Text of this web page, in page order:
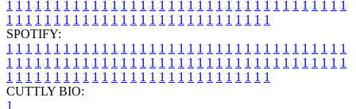
1 1 1 1 1 1 1 1 1 1 1 1 1 1 1 1 1 1 1 1 1 1 1 1 1 1 1 1 1 1 1 1 1 1 1 1
1 1 1 1 1 1 1 1 1 1 1 1 1 1 1 1 1 1 1 1 1 1 1 1 1 1 1 1
SPOTIFY:
1 1 1 1 1 1 1 1 1 1 1 1 1 1 1 1 1 1 1 1 1 1 1 1 1 1 1 1 1 1 1 1 1 1 1 1
1 1 1 1 1 1 1 1 1 1 1 1 1 1 1 1 1 1 1 1 1 1 1 1 1 1 1 1 1 1 1 1 1 1 1 1
1 1 1 1 1 1 1 1 1 1 1 1 1 1 1 1 1 1 1 1 1 1 1 1 1 1 1 1
CUTTLY BIO:
1